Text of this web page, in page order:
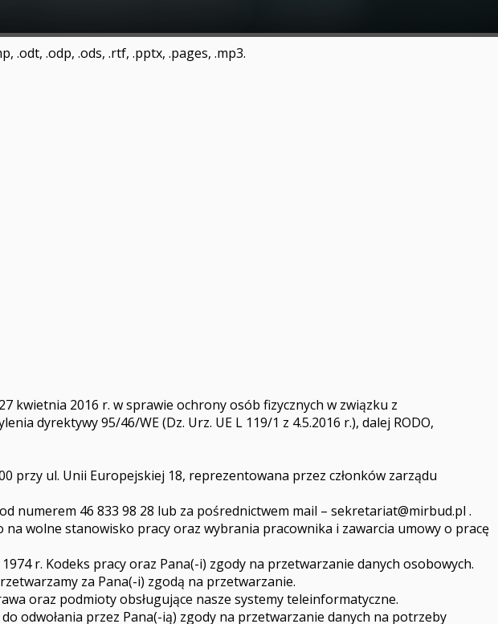
.odt, .odp, .ods, .rtf, .pptx, .pages, .mp3.
kwietnia 2016 r. w sprawie ochrony osób fizycznych w związku z
dyrektywy 95/46/WE (Dz. Urz. UE L 119/1 z 4.5.2016 r.), dalej RODO,
przy ul. Unii Europejskiej 18, reprezentowana przez członków zarządu
numerem 46 833 98 28 lub za pośrednictwem mail – sekretariat@mirbud.pl .
wolne stanowisko pracy oraz wybrania pracownika i zawarcia umowy o pracę
r. Kodeks pracy oraz Pana(-i) zgody na przetwarzanie danych osobowych.
za Pana(-i) zgodą na przetwarzanie.
oraz podmioty obsługujące nasze systemy teleinformatyczne.
odwołania przez Pana(-ią) zgody na przetwarzanie danych na potrzeby